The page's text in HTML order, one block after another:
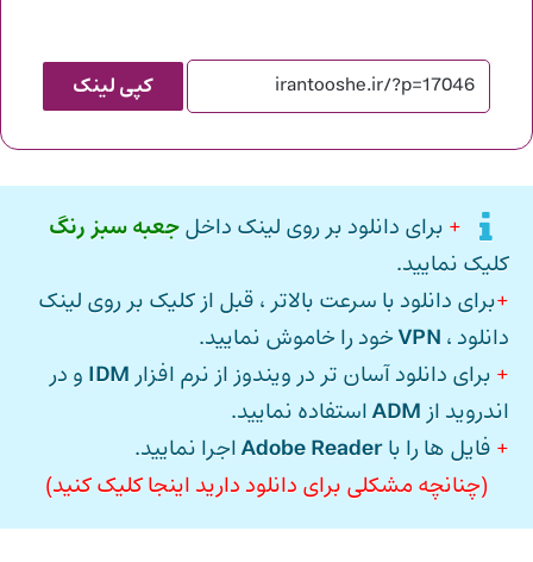
کپی لینک
+ برای دانلود بر روی لینک داخلجعبه سبز رنگ
کلیک نمایید.
+برای دانلود با سرعت بالاتر ، قبل از کلیک بر روی لینک
دانلود ، VPNخود را خاموش نمایید.
+ برای دانلود آسان تر در ویندوز از نرم افزار IDM و در
اندروید از ADMاستفاده نمایید.
+ فایل ها را باAdobe Readerاجرا نمایید.
(چنانچه مشکلی برای دانلود دارید اینجا کلیک کنید)